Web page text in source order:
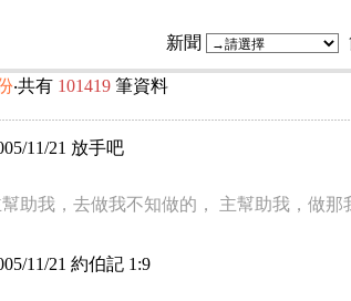
新聞
‧共有 101419筆資料
11/21 放手吧
助我，去做我不知做的， 主幫助我，做那
11/21 約伯記 1:9